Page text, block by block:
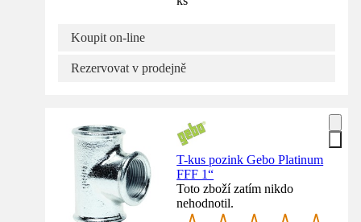
Koupit on-line
Rezervovat v prodejně
T-kus pozink Gebo Platinum
FFF 1“
Toto zboží zatím nikdo
nehodnotil.